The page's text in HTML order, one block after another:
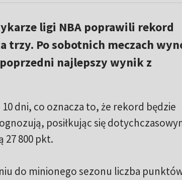
ligi NBA poprawili rekord
Po sobotnich meczach
najlepszy wynik z
dni, co oznacza to, że rekord będzie
posiłkując się
800 pkt.
do minionego sezonu liczba